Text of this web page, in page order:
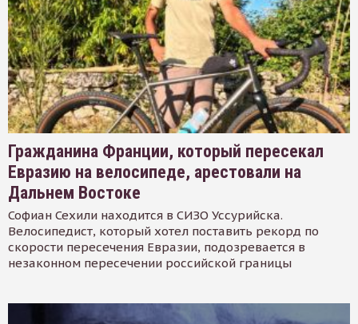
Гражданина Франции, который пересекал
Евразию на велосипеде, арестовали на
Дальнем Востоке
Софиан Сехили находится в СИЗО Уссурийска.
Велосипедист, который хотел поставить рекорд по
скорости пересечения Евразии, подозревается в
незаконном пересечении российской границы